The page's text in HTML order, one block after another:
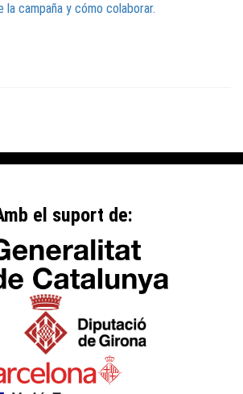
la campaña y cómo colaborar.
el suport de: